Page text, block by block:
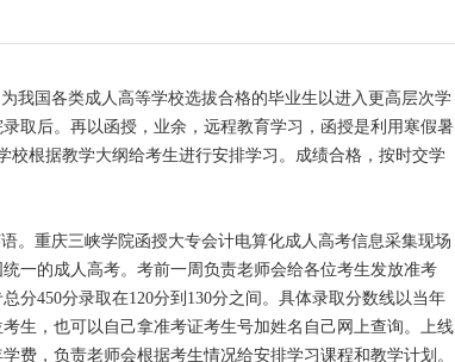
我国各类成人高等学校选拔合格的毕业生以进入更高层次学
取后。再以函授，业余，远程教育学习，函授是利用寒假暑
根据教学大纲给考生进行安排学习。成绩合格，按时交学
。重庆三峡学院函授大专会计电算化成人高考信息采集现场
一的成人高考。考前一周负责老师会给各位考生发放准考
总分450分录取在120分到130分之间。具体录取分数线以当年
生，也可以自己拿准考证考生号加姓名自己网上查询。上线
费，负责老师会根据考生情况给安排学习课程和教学计划。